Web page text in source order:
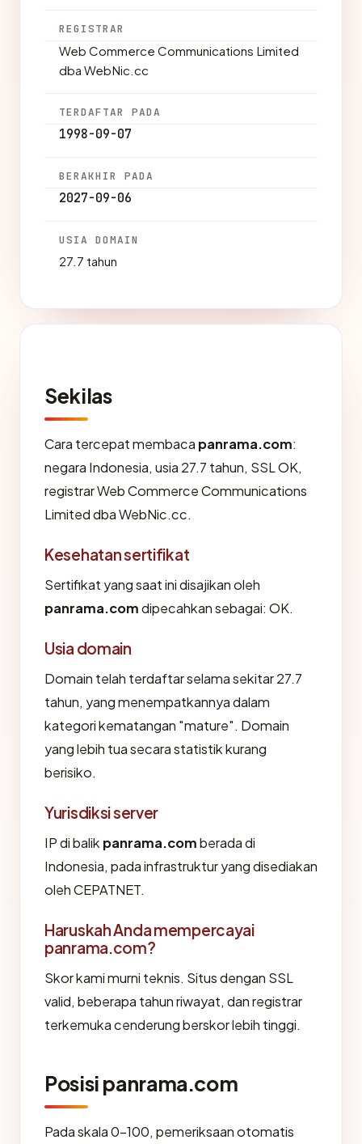
REGISTRAR
Web Commerce Communications Limited
dba WebNic.cc
TERDAFTAR PADA
1998-09-07
BERAKHIR PADA
2027-09-06
USIA DOMAIN
27.7 tahun
Sekilas
Cara tercepat membaca panrama.com:
negara Indonesia, usia 27.7 tahun, SSL OK,
registrar Web Commerce Communications
Limited dba WebNic.cc.
Kesehatan sertifikat
Sertifikat yang saat ini disajikan oleh
panrama.comdipecahkan sebagai: OK.
Usia domain
Domain telah terdaftar selama sekitar 27.7
tahun, yang menempatkannya dalam
kategori kematangan "mature". Domain
yang lebih tua secara statistik kurang
berisiko.
Yurisdiksi server
IP di balik panrama.comberada di
Indonesia, pada infrastruktur yang disediakan
oleh CEPATNET.
Haruskah Anda mempercayai
panrama.com?
Skor kami murni teknis. Situs dengan SSL
valid, beberapa tahun riwayat, dan registrar
terkemuka cenderung berskor lebih tinggi.
Posisi panrama.com
Pada skala 0-100, pemeriksaan otomatis